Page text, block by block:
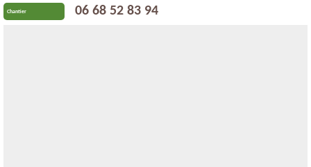
Chantier 06 68 52 83 94